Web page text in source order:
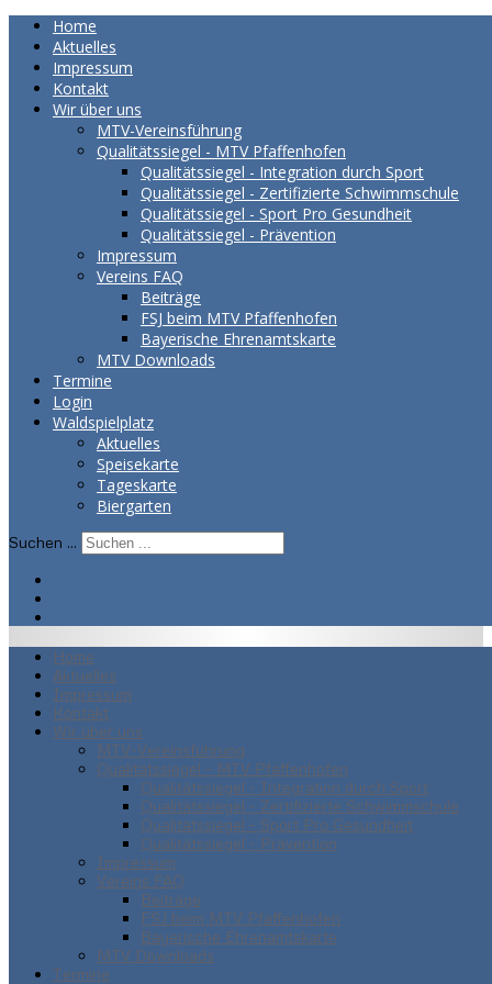
Home
Aktuelles
Impressum
Kontakt
Wir über uns
MTV-Vereinsführung
Qualitätssiegel - MTV Pfaffenhofen
Qualitätssiegel - Integration durch Sport
Qualitätssiegel - Zertifizierte Schwimmschule
Qualitätssiegel - Sport Pro Gesundheit
Qualitätssiegel - Prävention
Impressum
Vereins FAQ
Beiträge
FSJ beim MTV Pfaffenhofen
Bayerische Ehrenamtskarte
MTV Downloads
Termine
Login
Waldspielplatz
Aktuelles
Speisekarte
Tageskarte
Biergarten
Suchen ...
Home
Aktuelles
Impressum
Kontakt
Wir über uns
MTV-Vereinsführung
Qualitätssiegel - MTV Pfaffenhofen
Qualitätssiegel - Integration durch Sport
Qualitätssiegel - Zertifizierte Schwimmschule
Qualitätssiegel - Sport Pro Gesundheit
Qualitätssiegel - Prävention
Impressum
Vereins FAQ
Beiträge
FSJ beim MTV Pfaffenhofen
Bayerische Ehrenamtskarte
MTV Downloads
Termine